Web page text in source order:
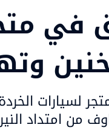
في
لسيارات
من امتداد